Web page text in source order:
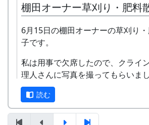
毎年、6月には棚田オーナー行事
畦や石垣の草刈と肥料散布を行っ
地味な行事なので、例年、参加者
のだが、今年は多くの人で賑わっ
棚田オーナー草刈り・肥料
6月15日の棚田オーナーの草刈り
子です。
私は用事で欠席したので、クライ
理人さんに写真を撮ってもらいまし
読む